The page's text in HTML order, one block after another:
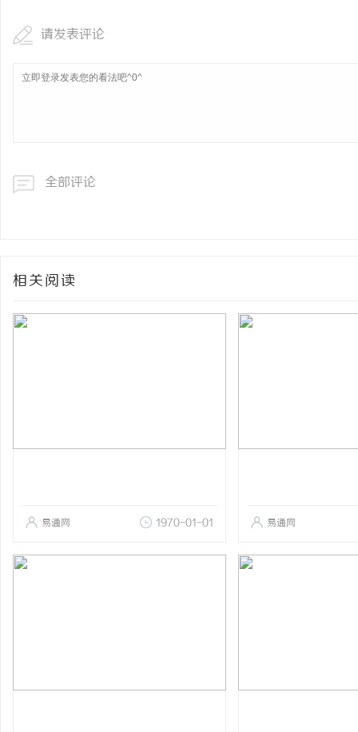
请发表评论
全部评论
相关阅读
易通网 1970-01-01 易通网